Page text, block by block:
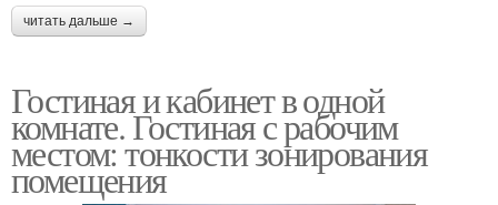
читать дальше →
Гостиная и кабинет в одной
комнате. Гостиная с рабочим
местом: тонкости зонирования
помещения